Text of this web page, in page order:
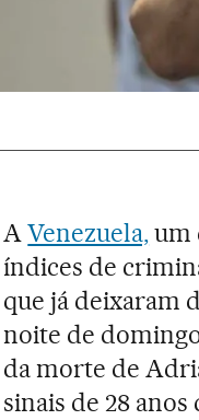
AVenezuela,um
índices de
que já deixaram
noite de
da morte de
sinais de 28 anos